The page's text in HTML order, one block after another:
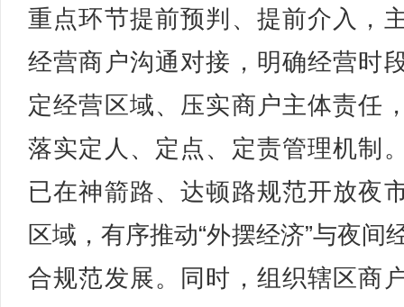
重点环节提前预判、提前介入，
经营商户沟通对接，明确经营时
定经营区域、压实商户主体责任
落实定人、定点、定责管理机制
已在神箭路、达顿路规范开放夜
区域，有序推动“外摆经济”与夜间
合规范发展。同时，组织辖区商